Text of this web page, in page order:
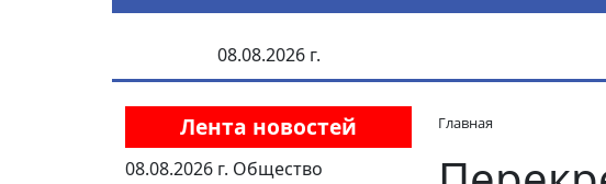
08.08.2026 г.
Лента новостей
08.08.2026 г. Общество
Главная